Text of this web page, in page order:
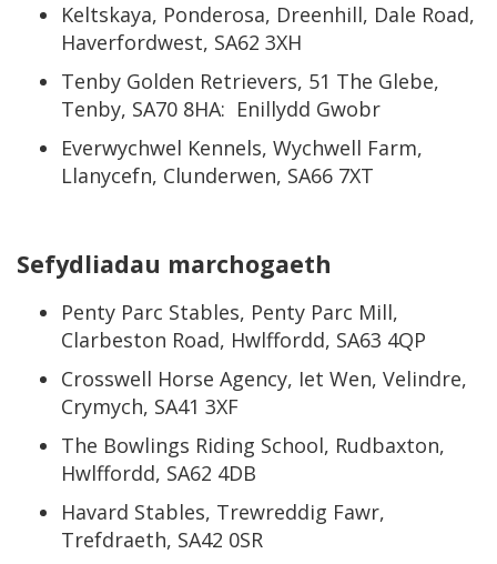
Keltskaya, Ponderosa, Dreenhill, Dale Road,
Haverfordwest, SA62 3XH
Tenby Golden Retrievers, 51 The Glebe,
Tenby, SA70 8HA: Enillydd Gwobr
Everwychwel Kennels, Wychwell Farm,
Llanycefn, Clunderwen, SA66 7XT
Sefydliadau marchogaeth
Penty Parc Stables, Penty Parc Mill,
Clarbeston Road, Hwlffordd, SA63 4QP
Crosswell Horse Agency, Iet Wen, Velindre,
Crymych, SA41 3XF
The Bowlings Riding School, Rudbaxton,
Hwlffordd, SA62 4DB
Havard Stables, Trewreddig Fawr,
Trefdraeth, SA42 0SR